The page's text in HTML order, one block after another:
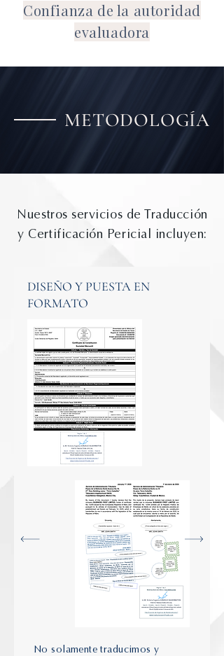
Confianza de la autoridad
evaluadora
METODOLOGÍA
Nuestros servicios de Traducción
y Certificación Pericial incluyen:
DISEÑO Y PUESTA EN
FORMATO
No solamente traducimos y